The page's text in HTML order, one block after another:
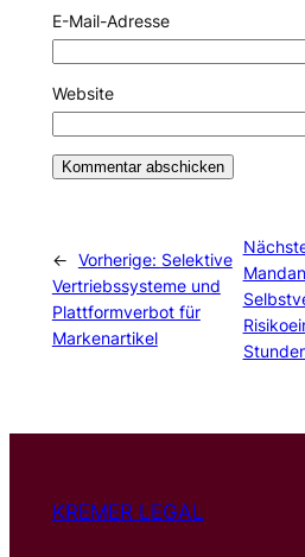
E-Mail-Adresse
Website
← Vorherige: Selektive
Vertriebssysteme und
Plattformverbot für
Markenartikel
KREMER LEGAL